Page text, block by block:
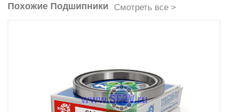
Похожие Подшипники Смотреть все >